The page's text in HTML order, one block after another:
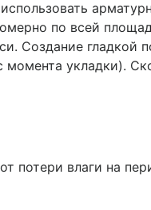
по всей
Создание гладкой
укладки).
влаги на